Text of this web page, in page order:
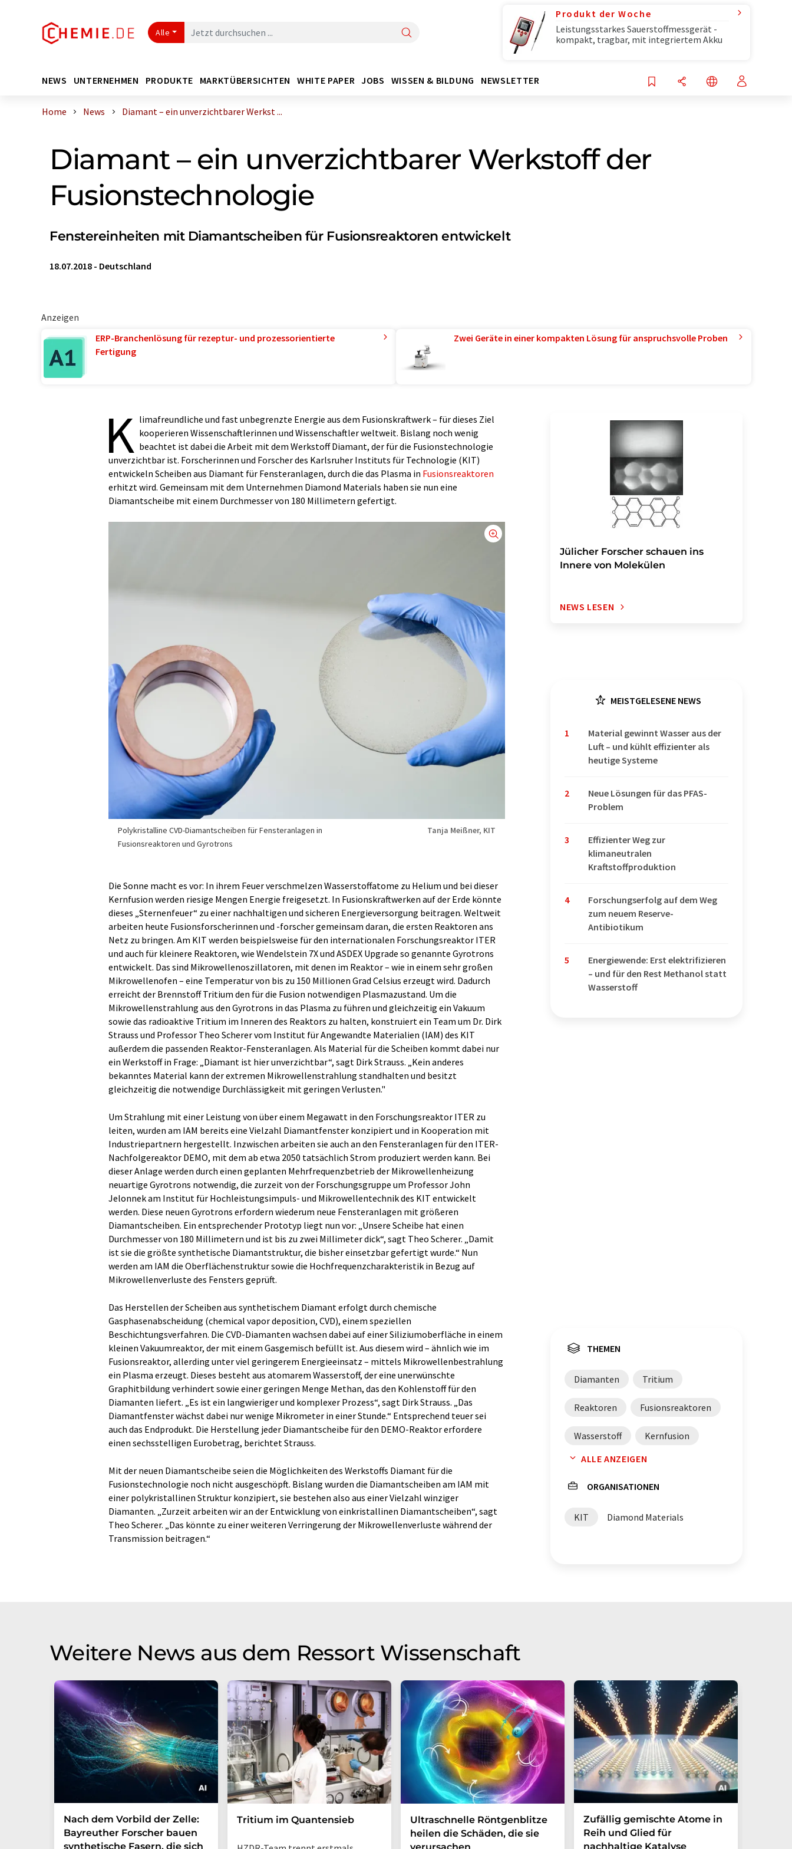
Alle
Produkt der Woche
Leistungsstarkes Sauerstoffmessgerät -
kompakt, tragbar, mit integriertem Akku
NEWS UNTERNEHMEN PRODUKTE MARKTÜBERSICHTEN WHITE PAPER JOBS WISSEN & BILDUNG NEWSLETTER
Home News Diamant – ein unverzichtbarer Werkst ...
Diamant – ein unverzichtbarer Werkstoff der
Fusionstechnologie
Fenstereinheiten mit Diamantscheiben für Fusionsreaktoren entwickelt
18.07.2018 - Deutschland
Anzeigen
ERP-Branchenlösung für rezeptur- und prozessorientierte
Fertigung
Zwei Geräte in einer kompakten Lösung für anspruchsvolle Proben
K limafreundliche und fast unbegrenzte Energie aus dem Fusionskraftwerk – für dieses Ziel
kooperieren Wissenschaftlerinnen und Wissenschaftler weltweit. Bislang noch wenig
beachtet ist dabei die Arbeit mit dem Werkstoff Diamant, der für die Fusionstechnologie
unverzichtbar ist. Forscherinnen und Forscher des Karlsruher Instituts für Technologie (KIT)
entwickeln Scheiben aus Diamant für Fensteranlagen, durch die das Plasma in Fusionsreaktoren
erhitzt wird. Gemeinsam mit dem Unternehmen Diamond Materials haben sie nun eine
Diamantscheibe mit einem Durchmesser von 180 Millimetern gefertigt.
Polykristalline CVD-Diamantscheiben für Fensteranlagen in
Fusionsreaktoren und Gyrotrons
Tanja Meißner, KIT
Die Sonne macht es vor: In ihrem Feuer verschmelzen Wasserstoffatome zu Helium und bei dieser
Kernfusion werden riesige Mengen Energie freigesetzt. In Fusionskraftwerken auf der Erde könnte
dieses „Sternenfeuer“ zu einer nachhaltigen und sicheren Energieversorgung beitragen. Weltweit
arbeiten heute Fusionsforscherinnen und -forscher gemeinsam daran, die ersten Reaktoren ans
Netz zu bringen. Am KIT werden beispielsweise für den internationalen Forschungsreaktor ITER
und auch für kleinere Reaktoren, wie Wendelstein 7X und ASDEX Upgrade so genannte Gyrotrons
entwickelt. Das sind Mikrowellenoszillatoren, mit denen im Reaktor – wie in einem sehr großen
Mikrowellenofen – eine Temperatur von bis zu 150 Millionen Grad Celsius erzeugt wird. Dadurch
erreicht der Brennstoff Tritium den für die Fusion notwendigen Plasmazustand. Um die
Mikrowellenstrahlung aus den Gyrotrons in das Plasma zu führen und gleichzeitig ein Vakuum
sowie das radioaktive Tritium im Inneren des Reaktors zu halten, konstruiert ein Team um Dr. Dirk
Strauss und Professor Theo Scherer vom Institut für Angewandte Materialien (IAM) des KIT
außerdem die passenden Reaktor-Fensteranlagen. Als Material für die Scheiben kommt dabei nur
ein Werkstoff in Frage: „Diamant ist hier unverzichtbar“, sagt Dirk Strauss. „Kein anderes
bekanntes Material kann der extremen Mikrowellenstrahlung standhalten und besitzt
gleichzeitig die notwendige Durchlässigkeit mit geringen Verlusten."
Um Strahlung mit einer Leistung von über einem Megawatt in den Forschungsreaktor ITER zu
leiten, wurden am IAM bereits eine Vielzahl Diamantfenster konzipiert und in Kooperation mit
Industriepartnern hergestellt. Inzwischen arbeiten sie auch an den Fensteranlagen für den ITER-
Nachfolgereaktor DEMO, mit dem ab etwa 2050 tatsächlich Strom produziert werden kann. Bei
dieser Anlage werden durch einen geplanten Mehrfrequenzbetrieb der Mikrowellenheizung
neuartige Gyrotrons notwendig, die zurzeit von der Forschungsgruppe um Professor John
Jelonnek am Institut für Hochleistungsimpuls- und Mikrowellentechnik des KIT entwickelt
werden. Diese neuen Gyrotrons erfordern wiederum neue Fensteranlagen mit größeren
Diamantscheiben. Ein entsprechender Prototyp liegt nun vor: „Unsere Scheibe hat einen
Durchmesser von 180 Millimetern und ist bis zu zwei Millimeter dick“, sagt Theo Scherer. „Damit
ist sie die größte synthetische Diamantstruktur, die bisher einsetzbar gefertigt wurde.“ Nun
werden am IAM die Oberflächenstruktur sowie die Hochfrequenzcharakteristik in Bezug auf
Mikrowellenverluste des Fensters geprüft.
Das Herstellen der Scheiben aus synthetischem Diamant erfolgt durch chemische
Gasphasenabscheidung (chemical vapor deposition, CVD), einem speziellen
Beschichtungsverfahren. Die CVD-Diamanten wachsen dabei auf einer Siliziumoberfläche in einem
kleinen Vakuumreaktor, der mit einem Gasgemisch befüllt ist. Aus diesem wird – ähnlich wie im
Fusionsreaktor, allerding unter viel geringerem Energieeinsatz – mittels Mikrowellenbestrahlung
ein Plasma erzeugt. Dieses besteht aus atomarem Wasserstoff, der eine unerwünschte
Graphitbildung verhindert sowie einer geringen Menge Methan, das den Kohlenstoff für den
Diamanten liefert. „Es ist ein langwieriger und komplexer Prozess“, sagt Dirk Strauss. „Das
Diamantfenster wächst dabei nur wenige Mikrometer in einer Stunde.“ Entsprechend teuer sei
auch das Endprodukt. Die Herstellung jeder Diamantscheibe für den DEMO-Reaktor erfordere
einen sechsstelligen Eurobetrag, berichtet Strauss.
Mit der neuen Diamantscheibe seien die Möglichkeiten des Werkstoffs Diamant für die
Fusionstechnologie noch nicht ausgeschöpft. Bislang wurden die Diamantscheiben am IAM mit
einer polykristallinen Struktur konzipiert, sie bestehen also aus einer Vielzahl winziger
Diamanten. „Zurzeit arbeiten wir an der Entwicklung von einkristallinen Diamantscheiben“, sagt
Theo Scherer. „Das könnte zu einer weiteren Verringerung der Mikrowellenverluste während der
Transmission beitragen.“
Jülicher Forscher schauen ins
Innere von Molekülen
NEWS LESEN
MEISTGELESENE NEWS
1
Material gewinnt Wasser aus der
Luft – und kühlt effizienter als
heutige Systeme
2
Neue Lösungen für das PFAS-
Problem
3
Effizienter Weg zur
klimaneutralen
Kraftstoffproduktion
4
Forschungserfolg auf dem Weg
zum neuem Reserve-
Antibiotikum
5
Energiewende: Erst elektrifizieren
– und für den Rest Methanol statt
Wasserstoff
THEMEN
Diamanten Tritium
Reaktoren Fusionsreaktoren
Wasserstoff Kernfusion
Gasphasenabscheidung
Kohlenstoff
Mikrowellentechnik
ALLE ANZEIGEN
ORGANISATIONEN
KIT Diamond Materials
Weitere News aus dem Ressort Wissenschaft
Nach dem Vorbild der Zelle:
Bayreuther Forscher bauen
synthetische Fasern, die sich
Tritium im Quantensieb
Ultraschnelle Röntgenblitze
heilen die Schäden, die sie
Zufällig gemischte Atome in
Reih und Glied für
nachhaltige Katalyse